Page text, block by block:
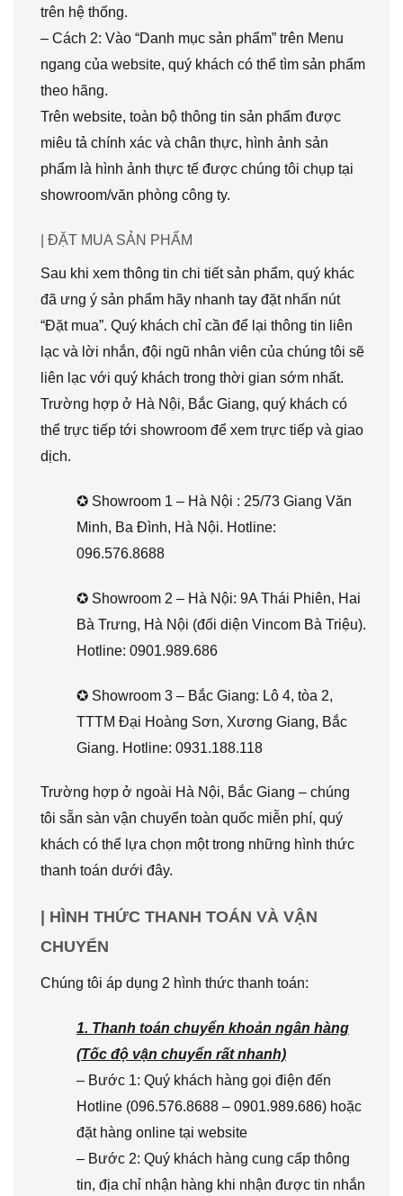
trên hệ thống.
– Cách 2: Vào “Danh mục sản phẩm” trên Menu
ngang của website, quý khách có thể tìm sản phẩm
theo hãng.
Trên website, toàn bộ thông tin sản phẩm được
miêu tả chính xác và chân thực, hình ảnh sản
phẩm là hình ảnh thực tế được chúng tôi chụp tại
showroom/văn phòng công ty.
| ĐẶT MUA SẢN PHẨM
Sau khi xem thông tin chi tiết sản phẩm, quý khác
đã ưng ý sản phẩm hãy nhanh tay đặt nhấn nút
“Đặt mua”. Quý khách chỉ cần để lại thông tin liên
lạc và lời nhắn, đội ngũ nhân viên của chúng tôi sẽ
liên lạc với quý khách trong thời gian sớm nhất.
Trường hợp ở Hà Nội, Bắc Giang, quý khách có
thể trực tiếp tới showroom để xem trực tiếp và giao
dịch.
✪ Showroom 1 – Hà Nội : 25/73 Giang Văn
Minh, Ba Đình, Hà Nội. Hotline:
096.576.8688
✪ Showroom 2 – Hà Nội: 9A Thái Phiên, Hai
Bà Trưng, Hà Nội (đối diện Vincom Bà Triệu).
Hotline: 0901.989.686
✪ Showroom 3 – Bắc Giang: Lô 4, tòa 2,
TTTM Đại Hoàng Sơn, Xương Giang, Bắc
Giang. Hotline: 0931.188.118
Trường hợp ở ngoài Hà Nội, Bắc Giang – chúng
tôi sẵn sàn vận chuyển toàn quốc miễn phí, quý
khách có thể lựa chọn một trong những hình thức
thanh toán dưới đây.
| HÌNH THỨC THANH TOÁN VÀ VẬN
CHUYỂN
Chúng tôi áp dụng 2 hình thức thanh toán:
1. Thanh toán chuyển khoản ngân hàng
(Tốc độ vận chuyển rất nhanh)
– Bước 1: Quý khách hàng gọi điện đến
Hotline (096.576.8688 – 0901.989.686) hoặc
đặt hàng online tại website
– Bước 2: Quý khách hàng cung cấp thông
tin, địa chỉ nhận hàng khi nhận được tin nhắn